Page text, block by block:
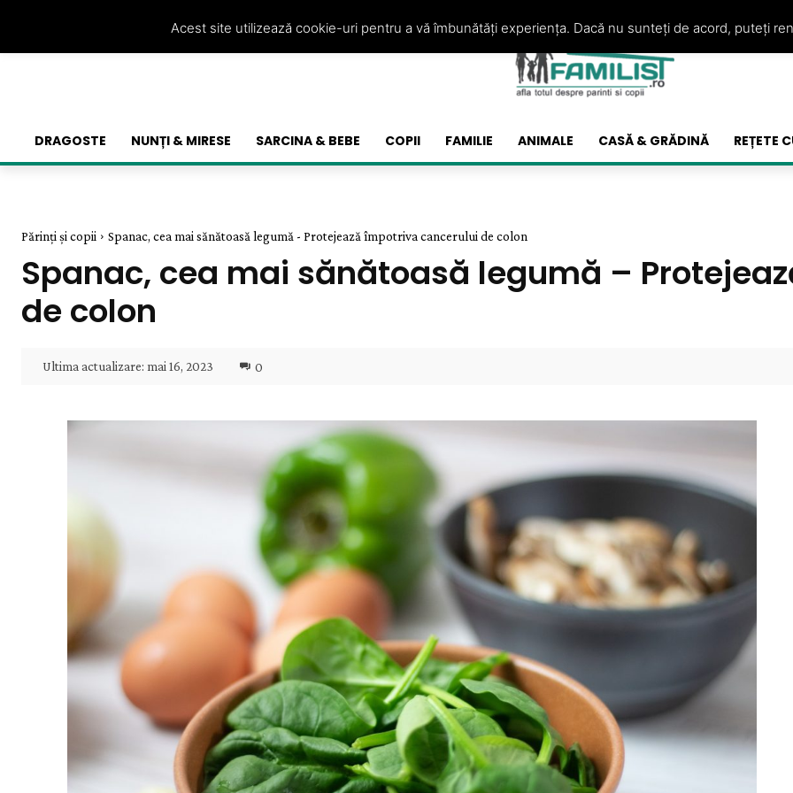
DRAGOSTE NUNȚI & MIRESE SARCINA & BEBE COPII FAMILIE ANIMALE CASĂ & GRĂDINĂ REȚETE
Părinți și copii Spanac, cea mai sănătoasă legumă - Protejează împotriva cancerului de colon
Spanac, cea mai sănătoasă legumă –
de colon
Ultima actualizare: mai 16, 2023 0
Acest site utilizează cookie-uri pentru a vă îmbunătăți experiența. Dacă nu sunteți de acord, puteți